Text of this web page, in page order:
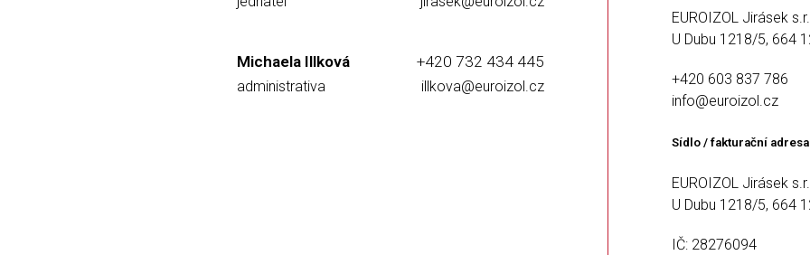
Michaela Illková +420 732 434 445
administrativa illkova@euroizol.cz
EUROIZOL Jirásek
U Dubu 1218/5, 664
+420 603 837 786
info@euroizol.cz
Sídlo / fakturační adresa
EUROIZOL Jirásek
U Dubu 1218/5, 664
IČ: 28276094